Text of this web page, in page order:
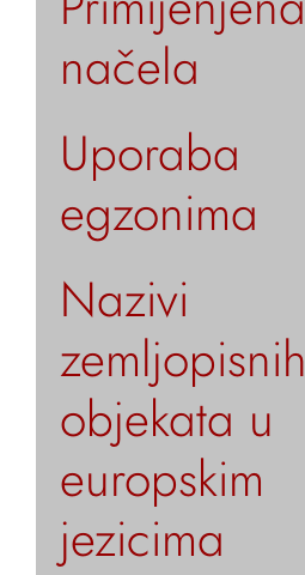
načela
Uporaba
egzonima
Nazivi
zemljopisnih
objekata u
europskim
jezicima